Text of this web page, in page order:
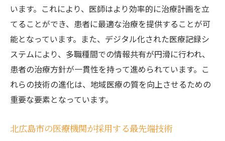
います。これにより、医師はより効率的に治療計画を立
てることができ、患者に最適な治療を提供することが可
能となっています。また、デジタル化された医療記録シ
ステムにより、多職種間での情報共有が円滑に行われ、
患者の治療方針が一貫性を持って進められています。こ
れらの技術の進化は、地域医療の質を向上させるための
重要な要素となっています。
北広島市の医療機関が採用する最先端技術